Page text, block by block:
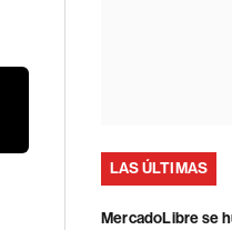
LAS ÚLTIMAS
MercadoLibre se